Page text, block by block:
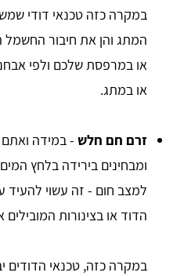
במקרה כזה טכנאי דודי
המתג והן את חיבור
או במרפסת שלכם ולפי
או במתג.
זרם חם חלש - במידה
ומבחינים בירידה בלחץ
למצב חום - זה עשוי להעיד
הדוד או בצינורות
במקרה כזה, טכנאי הדודים